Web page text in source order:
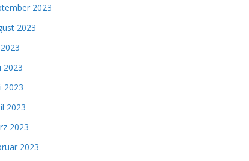
2023
2023
2023
2023
2023
2023
2023